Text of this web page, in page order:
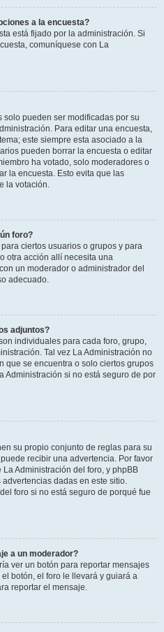
a la encuesta?
está fijado por la administración. Si
comuníquese con La
pueden ser modificadas por su
Para editar una encuesta,
este siempre esta asociado a la
pueden borrar la encuesta o editar
ha votado, solo moderadores o
la encuesta. Esto evita que las
la votación.
foro?
ciertos usuarios o grupos y para
otra acción allí necesita una
un moderador o administrador del
adecuado.
adjuntos?
individuales para cada foro, grupo,
Tal vez La Administración no
que se encuentra o solo ciertos grupos
Administración si no está seguro de por
su propio conjunto de reglas para su
recibir una advertencia. Por favor
Administración del foro, y phpBB
dadas en este sitio.
foro si no está seguro de porqué fue
a un moderador?
ver un botón para reportar mensajes
botón, el foro le llevará y guiará a
reportar el mensaje.